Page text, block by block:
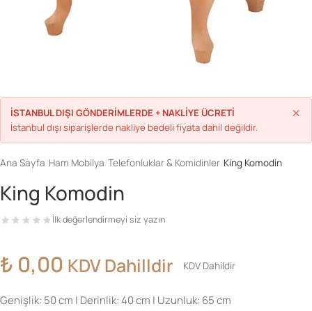
Parolanızı mı unuttunuz?
Hesap Oluştur
İSTANBUL DIŞI GÖNDERİMLERDE + NAKLİYE ÜCRETİ
İstanbul dışı siparişlerde nakliye bedeli fiyata dahil değildir.
×
Ana Sayfa Ham Mobilya Telefonluklar & Komidinler King Komodin
King Komodin
İlk değerlendirmeyi siz yazın
₺ 0,00 KDV Dahilldir KDV Dahildir
Genişlik: 50 cm | Derinlik: 40 cm | Uzunluk: 65 cm